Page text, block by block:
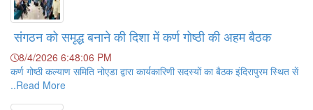
संगठन को समृद्ध बनाने की दिशा में कर्ण गोष्ठी की अहम बैठक
8/4/2026 6:48:06 PM
कर्ण गोष्ठी कल्याण समिति नोएडा द्वारा कार्यकारिणी सदस्यों का बैठक इंदिरापुरम स्थित सें
..Read More